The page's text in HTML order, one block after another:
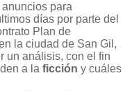
para
días por parte del
Plan de
la ciudad de San Gil,
un análisis, con el fin
a la ficción y cuáles